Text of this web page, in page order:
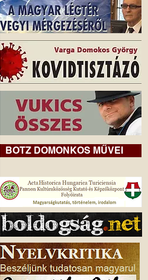
BOTZ DOMONKOS MŰVEI